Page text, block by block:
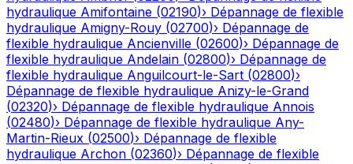
hydraulique Amifontaine (02190)› Dépannage de flexible
hydraulique Amigny-Rouy (02700)› Dépannage de
flexible hydraulique Ancienville (02600)› Dépannage de
flexible hydraulique Andelain (02800)› Dépannage de
flexible hydraulique Anguilcourt-le-Sart (02800)›
Dépannage de flexible hydraulique Anizy-le-Grand
(02320)› Dépannage de flexible hydraulique Annois
(02480)› Dépannage de flexible hydraulique Any-
Martin-Rieux (02500)› Dépannage de flexible
hydraulique Archon (02360)› Dépannage de flexible